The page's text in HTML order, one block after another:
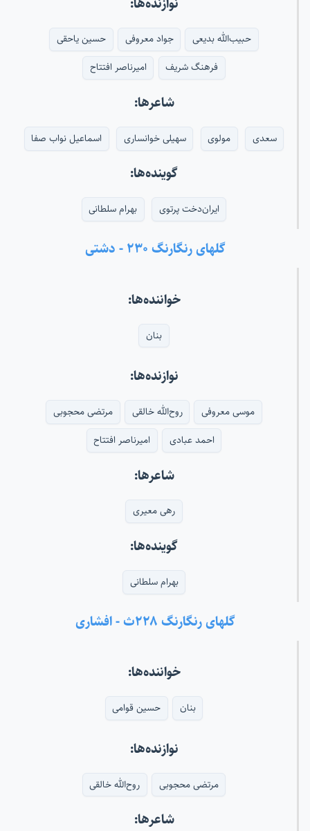
حبیب‌الله بدیعی جواد معروفی
حسین یاحقی
فرهنگ شریف
امیرناصر افتتاح
شاعرها:
سعدی مولوی سهیلی خوانساری اسماعیل نواب صفا
گوینده‌ها:
ایران‌دخت پرتوی بهرام سلطانی
گلهای رنگارنگ ۲۳۰ - دشتی
خواننده‌ها:
بنان
نوازنده‌ها:
موسی معروفی روح‌الله خالقی
مرتضی محجوبی
احمد عبادی
امیرناصر افتتاح
شاعرها:
رهی معیری
گوینده‌ها:
بهرام سلطانی
گلهای رنگارنگ ۲۲۸ث - افشاری
خواننده‌ها:
بنان حسین قوامی
نوازنده‌ها:
مرتضی محجوبی روح‌الله خالقی
شاعرها: